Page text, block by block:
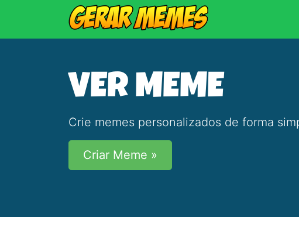
VER MEME
Crie memes personalizados de forma
Criar Meme »